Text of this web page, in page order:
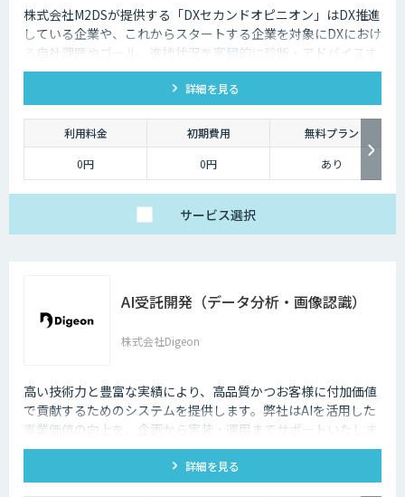
株式会社M2DSが提供する「DXセカンドオピニオン」はDX推進
している企業や、これからスタートする企業を対象にDXにおけ
る自社課題やゴール、進捗状況を客観的に診断・アドバイスす
るサービスです
詳細を見る
利用料金 初期費用
無料プラン
0円
0円 あり
サービス選択
AI受託開発（データ分析・画像認識）
株式会社Digeon
高い技術力と豊富な実績により、高品質かつお客様に付加価値
で貢献するためのシステムを提供します。弊社はAIを活用した
事業価値の向上を、企画から実装・運用までサポートいたしま
す。 社内研究開発チームで最先端AI技術のキャッチアップとAI
モジュール構築に注力し、 蓄積したアルゴリズムを組み合わせ
ることで最先端のアルゴリズムによる付加価値を迅速に提供し
詳細を見る